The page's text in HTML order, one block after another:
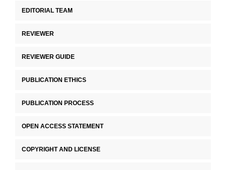
EDITORIAL TEAM
REVIEWER
REVIEWER GUIDE
PUBLICATION ETHICS
PUBLICATION PROCESS
OPEN ACCESS STATEMENT
COPYRIGHT AND LICENSE